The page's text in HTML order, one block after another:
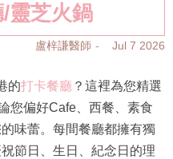
靈芝火鍋
盧梓謙醫師 Jul 7 2026
的打卡餐廳 ？這裡為您精選
您偏好Cafe、西餐、素食
味蕾。每間餐廳都擁有獨
節日、生日、紀念日的理